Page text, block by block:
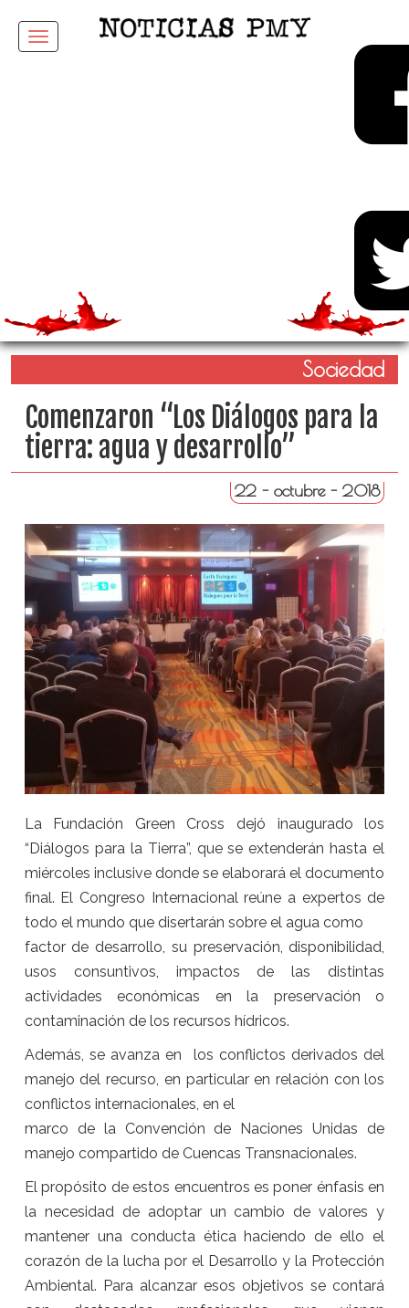
Menu
Sociedad
Comenzaron “Los Diálogos para la
tierra: agua y desarrollo”
22 - octubre - 2018
La Fundación Green Cross dejó inaugurado los
“Diálogos para la Tierra”, que se extenderán hasta el
miércoles inclusive donde se elaborará el documento
final. El Congreso Internacional reúne a expertos de
todo el mundo que disertarán sobre el agua como
factor de desarrollo, su preservación, disponibilidad,
usos consuntivos, impactos de las distintas
actividades económicas en la preservación o
contaminación de los recursos hídricos.
Además, se avanza en los conflictos derivados del
manejo del recurso, en particular en relación con los
conflictos internacionales, en el
marco de la Convención de Naciones Unidas de
manejo compartido de Cuencas Transnacionales.
El propósito de estos encuentros es poner énfasis en
la necesidad de adoptar un cambio de valores y
mantener una conducta ética haciendo de ello el
corazón de la lucha por el Desarrollo y la Protección
Ambiental. Para alcanzar esos objetivos se contará